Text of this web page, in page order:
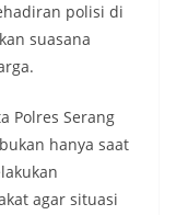
polisi di
suasana
Polres Serang
hanya saat
agar situasi